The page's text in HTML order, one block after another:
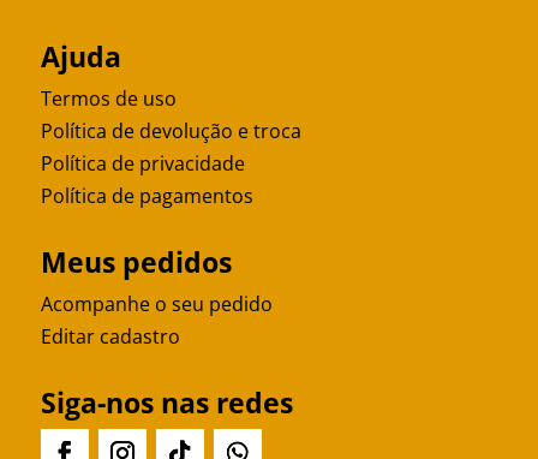
Ajuda
Termos de uso
Política de devolução e troca
Política de privacidade
Política de pagamentos
Meus pedidos
Acompanhe o seu pedido
Editar cadastro
Siga-nos nas redes